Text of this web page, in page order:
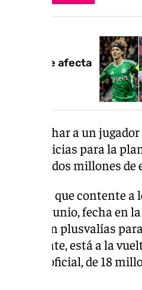
que afecta
en fichar a un
noticias para la
llegó por dos millones de
definitiva que contente
el 30 de junio, fecha en
euros en plusvalías
importante, está a la
no es oficial, de 18